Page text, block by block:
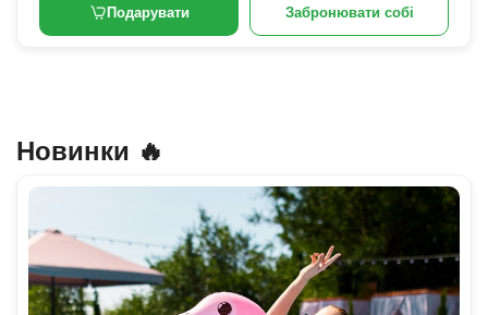
Подарувати Забронювати собі
Новинки 🔥